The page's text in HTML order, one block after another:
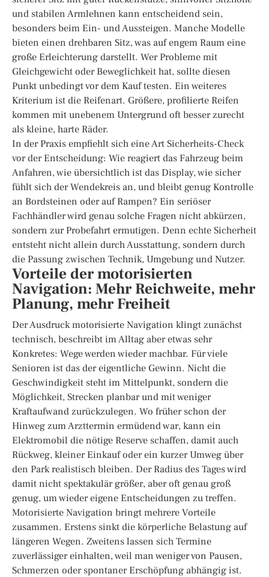
und stabilen Armlehnen kann entscheidend sein,
besonders beim Ein- und Aussteigen. Manche Modelle
bieten einen drehbaren Sitz, was auf engem Raum eine
große Erleichterung darstellt. Wer Probleme mit
Gleichgewicht oder Beweglichkeit hat, sollte diesen
Punkt unbedingt vor dem Kauf testen. Ein weiteres
Kriterium ist die Reifenart. Größere, profilierte Reifen
kommen mit unebenem Untergrund oft besser zurecht
als kleine, harte Räder.
In der Praxis empfiehlt sich eine Art Sicherheits-Check
vor der Entscheidung: Wie reagiert das Fahrzeug beim
Anfahren, wie übersichtlich ist das Display, wie sicher
fühlt sich der Wendekreis an, und bleibt genug Kontrolle
an Bordsteinen oder auf Rampen? Ein seriöser
Fachhändler wird genau solche Fragen nicht abkürzen,
sondern zur Probefahrt ermutigen. Denn echte Sicherheit
entsteht nicht allein durch Ausstattung, sondern durch
die Passung zwischen Technik, Umgebung und Nutzer.
Vorteile der motorisierten
Navigation: Mehr Reichweite, mehr
Planung, mehr Freiheit
Der Ausdruck motorisierte Navigation klingt zunächst
technisch, beschreibt im Alltag aber etwas sehr
Konkretes: Wege werden wieder machbar. Für viele
Senioren ist das der eigentliche Gewinn. Nicht die
Geschwindigkeit steht im Mittelpunkt, sondern die
Möglichkeit, Strecken planbar und mit weniger
Kraftaufwand zurückzulegen. Wo früher schon der
Hinweg zum Arzttermin ermüdend war, kann ein
Elektromobil die nötige Reserve schaffen, damit auch
Rückweg, kleiner Einkauf oder ein kurzer Umweg über
den Park realistisch bleiben. Der Radius des Tages wird
damit nicht spektakulär größer, aber oft genau groß
genug, um wieder eigene Entscheidungen zu treffen.
Motorisierte Navigation bringt mehrere Vorteile
zusammen. Erstens sinkt die körperliche Belastung auf
längeren Wegen. Zweitens lassen sich Termine
zuverlässiger einhalten, weil man weniger von Pausen,
Schmerzen oder spontaner Erschöpfung abhängig ist.